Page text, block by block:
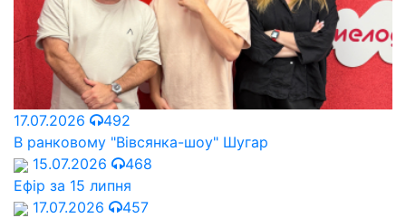
17.07.2026
492
В ранковому "Вівсянка-шоу" Шугар
15.07.2026
468
Ефір за 15 липня
17.07.2026
457